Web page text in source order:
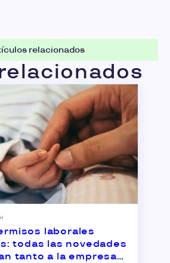
relacionados
laborales
todas las novedades
tanto a la empresa